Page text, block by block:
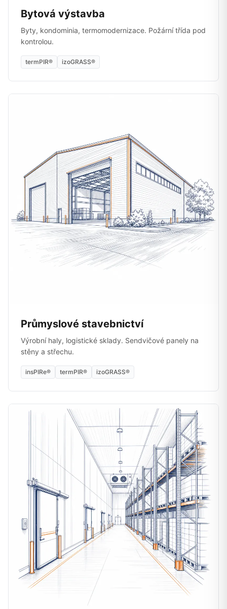
Bytová výstavba
Byty, kondominia, termomodernizace. Požární třída pod
kontrolou.
termPIR® izoGRASS®
Průmyslové stavebnictví
Výrobní haly, logistické sklady. Sendvičové panely na
stěny a střechu.
insPIRe® termPIR® izoGRASS®